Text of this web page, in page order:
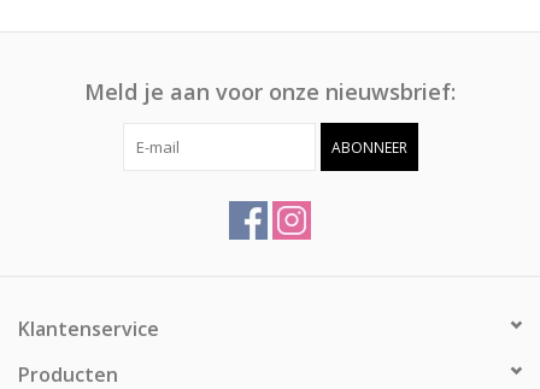
Contact
Meld je aan voor onze nieuwsbrief:
ABONNEER
Klantenservice
Producten